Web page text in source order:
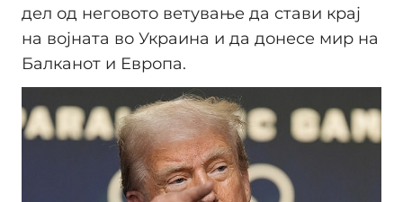
дел од неговото ветување да стави крај
на војната во Украина и да донесе мир на
Балканот и Европа.